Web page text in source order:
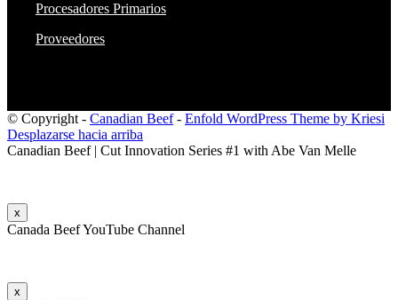
Procesadores Primarios
Proveedores
© Copyright - Canadian Beef- Enfold WordPress Theme by Kriesi
Desplazarse hacia arriba
Canadian Beef | Cut Innovation Series #1 with Abe Van Melle
x
Canada Beef YouTube Channel
x